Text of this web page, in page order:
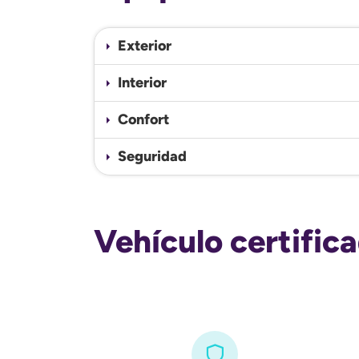
Exterior
Interior
Confort
Seguridad
Vehículo